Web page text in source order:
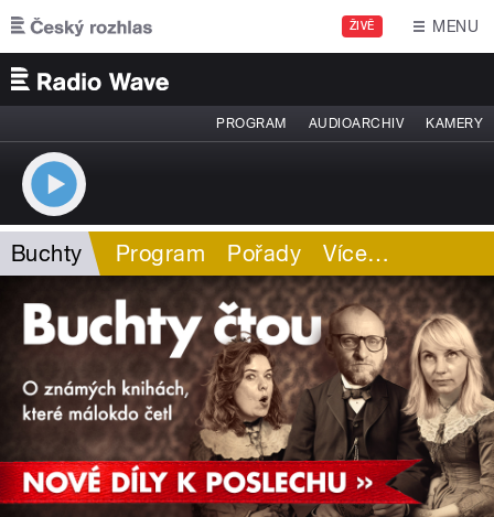
Přejít k hlavnímu obsahu
ŽIVĚ MENU
PROGRAM AUDIOARCHIV KAMERY
Buchty Program Pořady Více…